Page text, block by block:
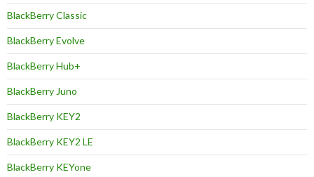
BlackBerry Classic
BlackBerry Evolve
BlackBerry Hub+
BlackBerry Juno
BlackBerry KEY2
BlackBerry KEY2 LE
BlackBerry KEYone